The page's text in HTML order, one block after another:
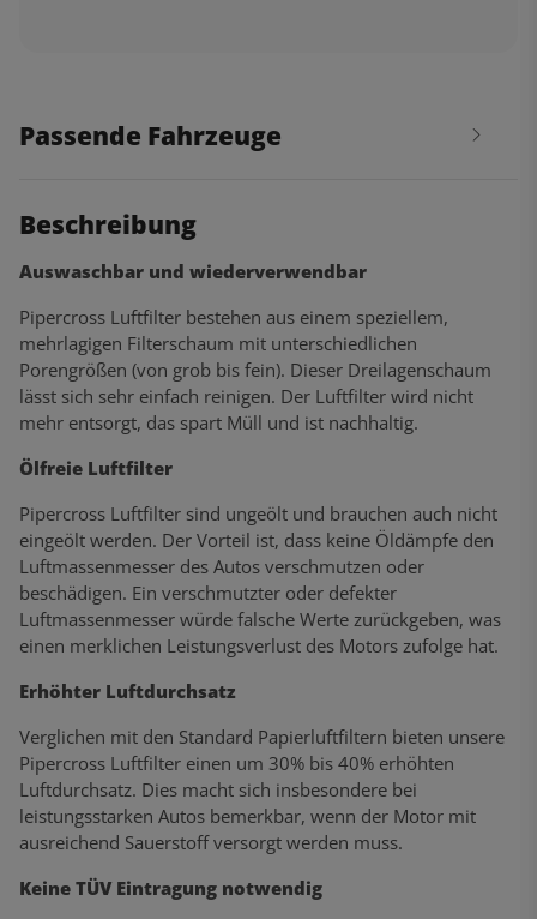
Passende Fahrzeuge
Beschreibung
Auswaschbar und wiederverwendbar
Pipercross Luftfilter bestehen aus einem speziellem,
mehrlagigen Filterschaum mit unterschiedlichen
Porengrößen (von grob bis fein). Dieser Dreilagenschaum
lässt sich sehr einfach reinigen. Der Luftfilter wird nicht
mehr entsorgt, das spart Müll und ist nachhaltig.
Ölfreie Luftfilter
Pipercross Luftfilter sind ungeölt und brauchen auch nicht
eingeölt werden. Der Vorteil ist, dass keine Öldämpfe den
Luftmassenmesser des Autos verschmutzen oder
beschädigen. Ein verschmutzter oder defekter
Luftmassenmesser würde falsche Werte zurückgeben, was
einen merklichen Leistungsverlust des Motors zufolge hat.
Erhöhter Luftdurchsatz
Verglichen mit den Standard Papierluftfiltern bieten unsere
Pipercross Luftfilter einen um 30% bis 40% erhöhten
Luftdurchsatz. Dies macht sich insbesondere bei
leistungsstarken Autos bemerkbar, wenn der Motor mit
ausreichend Sauerstoff versorgt werden muss.
Keine TÜV Eintragung notwendig